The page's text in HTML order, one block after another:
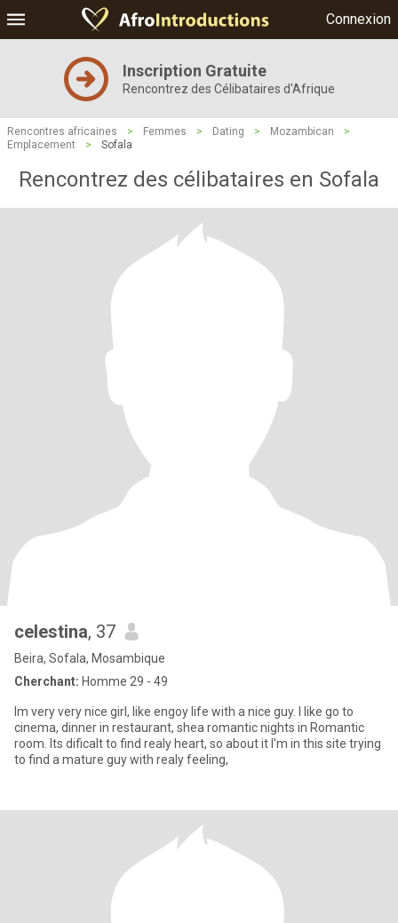
Connexion
Inscription Gratuite
Rencontrez des Célibataires d'Afrique
Rencontres africaines > Femmes > Dating > Mozambican
>
Emplacement
> Sofala
Rencontrez des célibataires en Sofala
celestina, 37
Beira, Sofala, Mosambique
Cherchant: Homme 29 - 49
Im very very nice girl, like engoy life with a nice guy. I like go to
cinema, dinner in restaurant, shea romantic nights in Romantic
room. Its dificalt to find realy heart, so about it I'm in this site trying
to find a mature guy with realy feeling,